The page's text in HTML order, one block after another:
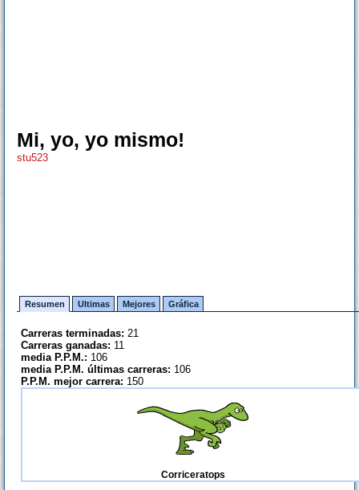
Mi, yo, yo mismo!
stu523
Resumen Ultimas Mejores Gráfica
Carreras terminadas: 21
Carreras ganadas: 11
media P.P.M.: 106
media P.P.M. últimas carreras: 106
P.P.M. mejor carrera: 150
Corriceratops